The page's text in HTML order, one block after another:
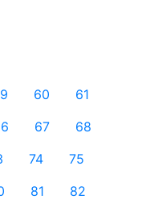
60
61
67
68
74
75
81
82